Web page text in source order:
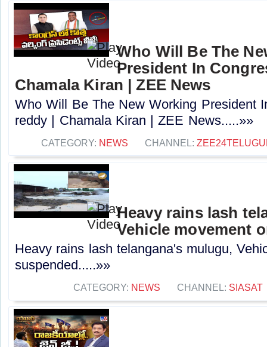
Who Will Be The
President In
Chamala Kiran | ZEE News
Who Will Be The New Working President
reddy | Chamala Kiran | ZEE News.....»»
CATEGORY: NEWS CHANNEL:
Heavy rains lash
Vehicle movement
Heavy rains lash telangana's mulugu,
suspended.....»»
CATEGORY: NEWS CHANNEL: SIASAT